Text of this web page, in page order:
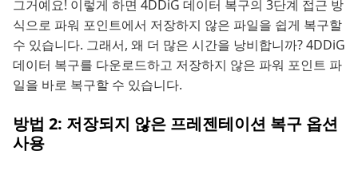
그거예요! 이렇게 하면 4DDiG 데이터 복구의 3단계 접근 방
식으로 파워 포인트에서 저장하지 않은 파일을 쉽게 복구할
수 있습니다. 그래서, 왜 더 많은 시간을 낭비합니까? 4DDiG
데이터 복구를 다운로드하고 저장하지 않은 파워 포인트 파
일을 바로 복구할 수 있습니다.
방법 2: 저장되지 않은 프레젠테이션 복구 옵션
사용